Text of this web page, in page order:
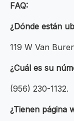
FAQ:
¿Dónde están
119 W Van
¿Cuál es su
(956) 230-1132.
¿Tienen página